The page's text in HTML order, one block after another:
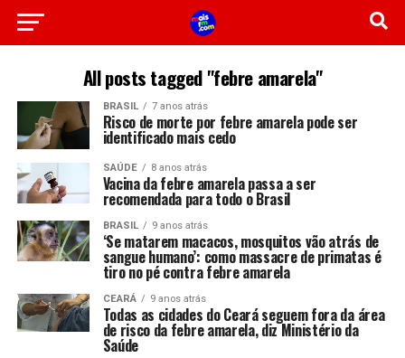
All posts tagged "febre amarela"
BRASIL 7 anos atrás
Risco de morte por febre amarela pode ser
identificado mais cedo
SAÚDE 8 anos atrás
Vacina da febre amarela passa a ser
recomendada para todo o Brasil
BRASIL 9 anos atrás
‘Se matarem macacos, mosquitos vão atrás de
sangue humano’: como massacre de primatas é
tiro no pé contra febre amarela
CEARÁ 9 anos atrás
Todas as cidades do Ceará seguem fora da área
de risco da febre amarela, diz Ministério da
Saúde